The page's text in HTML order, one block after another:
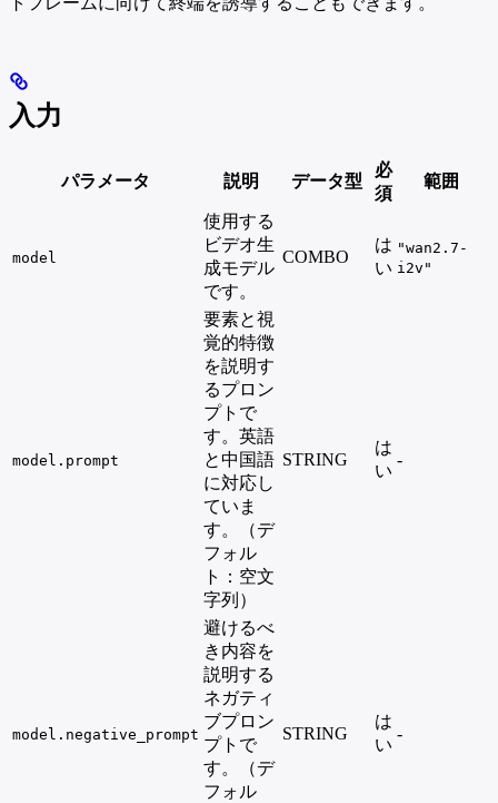
入力
パラメータ 説明 データ型
必
須
範囲
model
使用する
ビデオ生
成モデル
です。
COMBO
は
い
"wan2.7-
i2v"
model.prompt
要素と視
覚的特徴
を説明す
るプロン
プトで
す。英語
と中国語
に対応し
ていま
す。（デ
フォル
ト：空文
字列）
STRING
は
い
-
model.negative_prompt
避けるべ
き内容を
説明する
ネガティ
ブプロン
プトで
す。（デ
フォル
STRING
は
い
-